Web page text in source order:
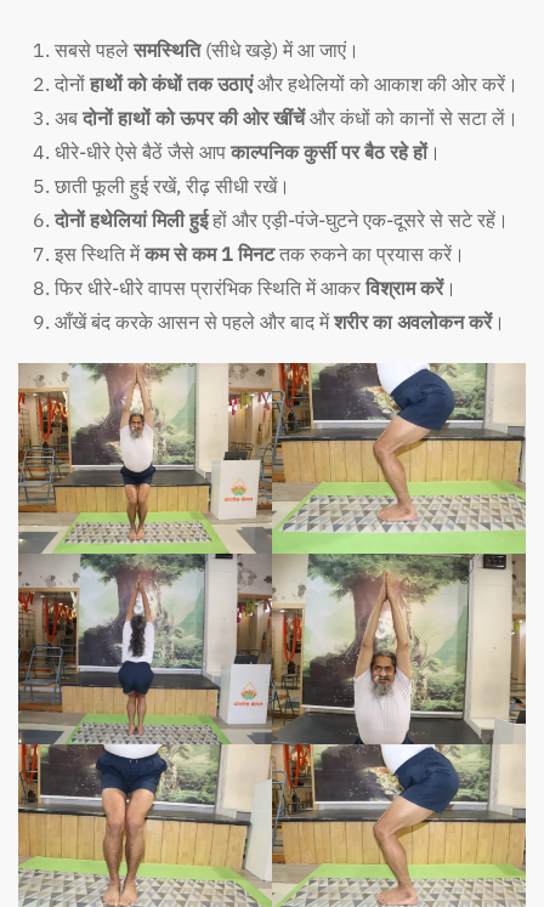
सबसे पहले समस्थिति(सीधे खड़े) में आ जाएं।
दोनों हाथों को कंधों तक उठाएंऔर हथेलियों को आकाश की ओर करें।
अब दोनों हाथों को ऊपर की ओर खींचेंऔर कंधों को कानों से सटा लें।
धीरे-धीरे ऐसे बैठें जैसे आप काल्पनिक कुर्सी पर बैठ रहे हों।
छाती फूली हुई रखें, रीढ़ सीधी रखें।
दोनों हथेलियां मिली हुईहों और एड़ी-पंजे-घुटने एक-दूसरे से सटे रहें।
इस स्थिति मेंकम से कम 1 मिनटतक रुकने का प्रयास करें।
फिर धीरे-धीरे वापस प्रारंभिक स्थिति में आकर विश्राम करें।
आँखें बंद करके आसन से पहले और बाद मेंशरीर का अवलोकन करें।